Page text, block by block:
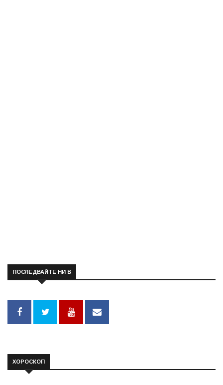
ПОСЛЕДВАЙТЕ НИ В
ХОРОСКОП